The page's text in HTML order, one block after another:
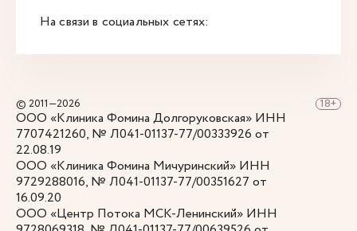
На связи в социальных сетях:
© 2011—2026
ООО «Клиника Фомина Долгоруковская» ИНН
7707421260, № Л041-01137-77/00333926 от
22.08.19
ООО «Клиника Фомина Мичуринский» ИНН
9729288016, № Л041-01137-77/00351627 от
16.09.20
ООО «Центр Потока МСК-Ленинский» ИНН